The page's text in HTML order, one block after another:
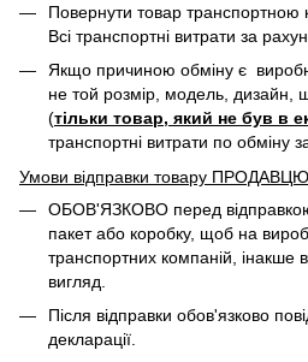
Повернути товар
Всі транспортні витрати за
Якщо причиною обміну є
не той розмір, модель, дизайн,
(тільки товар, який не був в
транспортні витрати по обміну
Умови відправки товару
ОБОВ'ЯЗКОВО перед
пакет або коробку, щоб на
транспортних компаній, інакше
вигляд.
Після відправки обов'язково
декларації.